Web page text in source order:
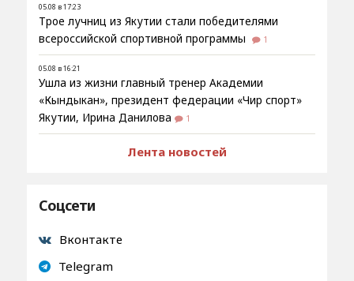
05.08 в 17:23
Трое лучниц из Якутии стали победителями
всероссийской спортивной программы
1
05.08 в 16:21
Ушла из жизни главный тренер Академии
«Кындыкан», президент федерации «Чир спорт»
Якутии, Ирина Данилова
1
Лента новостей
Соцсети
Вконтакте
Telegram